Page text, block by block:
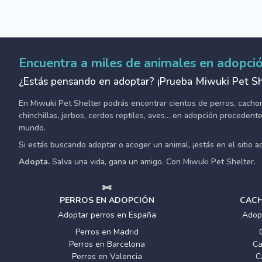
Encuentra a miles de animales en
¿Estás pensando en adoptar? ¡Prueba Miwuki Pet
En Miwuki Pet Shelter podrás encontrar cientos de perros,
chinchillas, jerbos, cerdos reptiles, aves... en adopción
mundo.
Si estás buscando adoptar o acoger un animal, ¡estás en el sitio
Adopta. Salva una vida, gana un amigo. Con Miwuki Pet Shelter.
PERROS EN ADOPCIÓN
Adoptar perros en España
Perros en Madrid
Perros en Barcelona
Perros en Valencia